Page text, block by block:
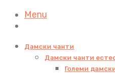
Menu
Дамски чанти
Дамски чанти
Големи